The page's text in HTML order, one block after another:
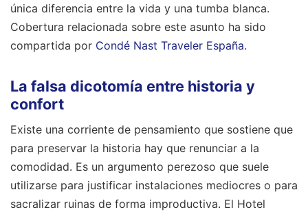
única diferencia entre la vida y una tumba blanca.
Cobertura relacionada sobre este asunto ha sido
compartida por Condé Nast Traveler España.
La falsa dicotomía entre historia y
confort
Existe una corriente de pensamiento que sostiene que
para preservar la historia hay que renunciar a la
comodidad. Es un argumento perezoso que suele
utilizarse para justificar instalaciones mediocres o para
sacralizar ruinas de forma improductiva. El Hotel